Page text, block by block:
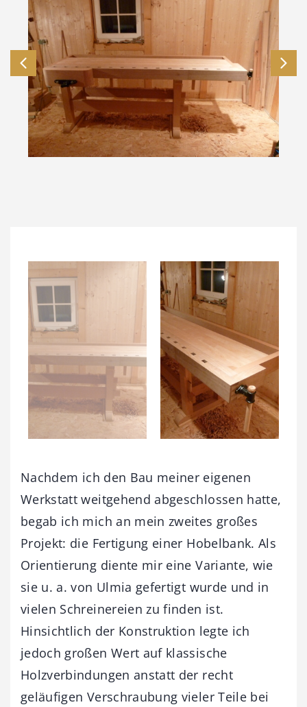
Nachdem ich den Bau meiner eigenen
Werkstatt weitgehend abgeschlossen hatte,
begab ich mich an mein zweites großes
Projekt: die Fertigung einer Hobelbank. Als
Orientierung diente mir eine Variante, wie
sie u. a. von Ulmia gefertigt wurde und in
vielen Schreinereien zu finden ist.
Hinsichtlich der Konstruktion legte ich
jedoch großen Wert auf klassische
Holzverbindungen anstatt der recht
geläufigen Verschraubung vieler Teile bei